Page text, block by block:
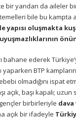
bir yandan da aileler
bile bu kampta
yapısı oluşmakta
bahane ederek
yaparken BTP
olmadığını ispat
açık, başı kapalı; uzun
birbirleriyle dava
açık bir ifadeyle